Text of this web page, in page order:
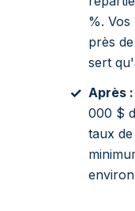
%. Vos
près
sert
Après :
000 $
taux